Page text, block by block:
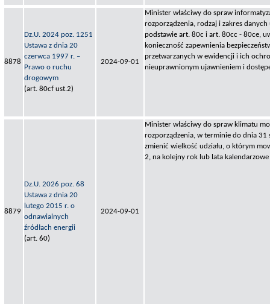
8878
Dz.U. 2024 poz. 1251
Ustawa z dnia 20
czerwca 1997 r. –
Prawo o ruchu
drogowym
(art. 80cf ust.2)
2024-09-01
Minister właściwy do spraw
rozporządzenia, rodzaj i zakres
podstawie art. 80c i art. 80cc - 80ce,
konieczność zapewnienia
przetwarzanych w ewidencji i ich
nieuprawnionym ujawnieniem i
8879
Dz.U. 2026 poz. 68
Ustawa z dnia 20
lutego 2015 r. o
odnawialnych
źródłach energii
(art. 60)
2024-09-01
Minister właściwy do spraw klimatu
rozporządzenia, w terminie do dnia 31
zmienić wielkość udziału, o którym
2, na kolejny rok lub lata kalendarzowe